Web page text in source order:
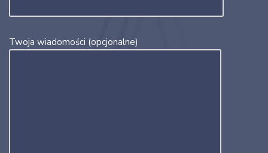
Twoja wiadomości (opcjonalne)